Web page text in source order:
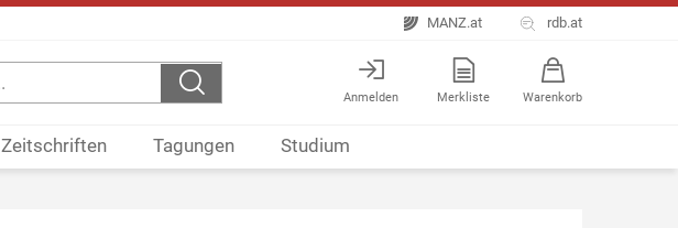
MANZ.at rdb.at
Anmelden Merkliste Warenkorb
Zeitschriften Tagungen Studium